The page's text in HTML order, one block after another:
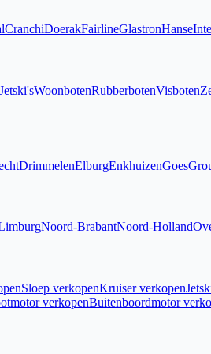
CranchiDoerakFairlineGlastronHanse
Jetski'sWoonbotenRubberbotenVisboten
DrimmelenElburgEnkhuizenGoes
Noord-BrabantNoord-Holland
Sloep verkopenKruiser verkopen
verkopenBuitenboordmotor